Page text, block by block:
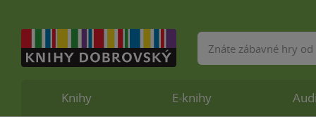
Knihy E-knihy
Vyhledávání